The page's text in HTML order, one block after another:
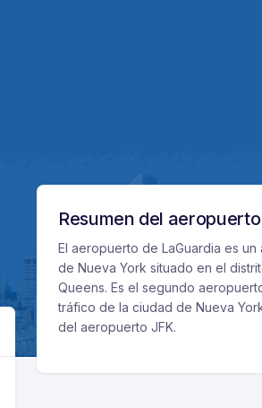
Resumen del
El aeropuerto de LaGuardia es
de Nueva York situado en el
Queens. Es el segundo
tráfico de la ciudad de Nueva
del aeropuerto JFK.